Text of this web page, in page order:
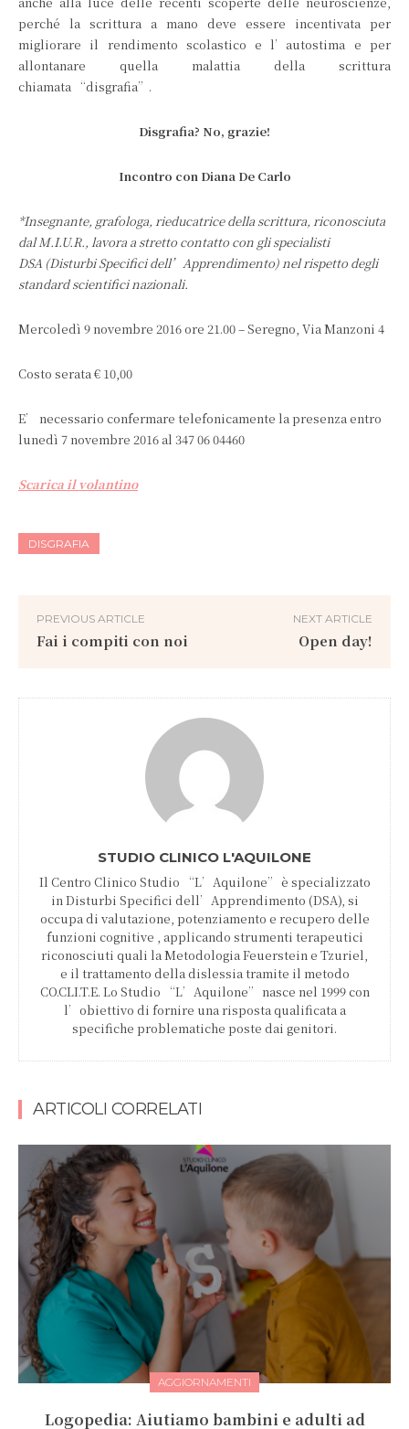
perché la scrittura a mano deve essere incentivata per
migliorare il rendimento scolastico e l’autostima e per
allontanare quella malattia della scrittura
chiamata “disgrafia”.
Disgrafia? No, grazie!
Incontro con Diana De Carlo
*Insegnante, grafologa, rieducatrice della scrittura, riconosciuta
dal M.I.U.R., lavora a stretto contatto con gli specialisti
DSA (Disturbi Specifici dell’Apprendimento) nel rispetto degli
standard scientifici nazionali.
Mercoledì 9 novembre 2016 ore 21.00 – Seregno, Via Manzoni 4
Costo serata € 10,00
E’ necessario confermare telefonicamente la presenza entro
lunedì 7 novembre 2016 al 347 06 04460
Scarica il volantino
DISGRAFIA
PREVIOUS ARTICLE
Fai i compiti con noi
NEXT ARTICLE
Open day!
STUDIO CLINICO L'AQUILONE
Il Centro Clinico Studio “L’Aquilone” è specializzato
in Disturbi Specifici dell’Apprendimento (DSA), si
occupa di valutazione, potenziamento e recupero delle
funzioni cognitive , applicando strumenti terapeutici
riconosciuti quali la Metodologia Feuerstein e Tzuriel,
e il trattamento della dislessia tramite il metodo
CO.CLI.T.E. Lo Studio “L’Aquilone” nasce nel 1999 con
l’obiettivo di fornire una risposta qualificata a
specifiche problematiche poste dai genitori.
ARTICOLI CORRELATI
AGGIORNAMENTI
Logopedia: Aiutiamo bambini e adulti ad